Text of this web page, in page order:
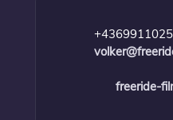
freeride-